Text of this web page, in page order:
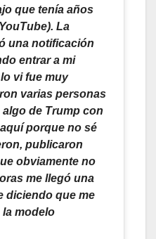
que tenía años
La
una notificación
entrar a mi
vi fue muy
varias personas
de Trump con
porque no sé
publicaron
obviamente no
me llegó una
diciendo que me
la modelo